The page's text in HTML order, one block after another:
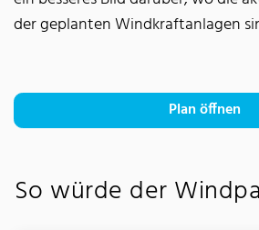
der geplanten Windkraftanlagen
Plan öffnen
So würde der